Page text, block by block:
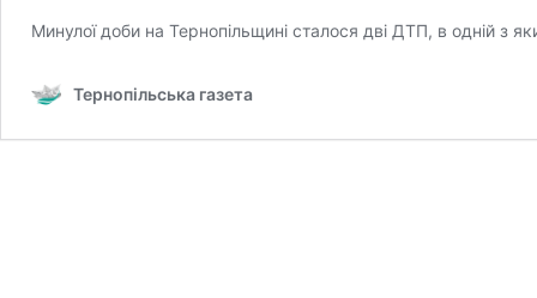
Минулої доби на Тернопільщині сталося дві ДТП, в одній з
Тернопільська газета